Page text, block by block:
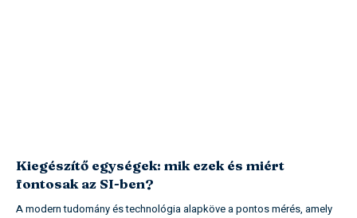
Kiegészítő egységek: mik ezek és miért
fontosak az SI-ben?
A modern tudomány és technológia alapköve a pontos mérés, amely